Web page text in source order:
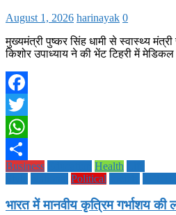
August 1, 2026 harinayak 0
मुख्यमंत्री पुष्कर सिंह धामी से स्वास्थ्य
किशोर उपाध्याय ने की भेंट टिहरी में
Facebook
Twitter
WhatsApp
Share
Business Health
Political
भारत में मानवीय कृत्रिम गर्भाशय की